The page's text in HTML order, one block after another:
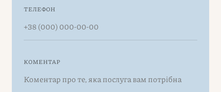
ТЕЛЕФОН
КОМЕНТАР